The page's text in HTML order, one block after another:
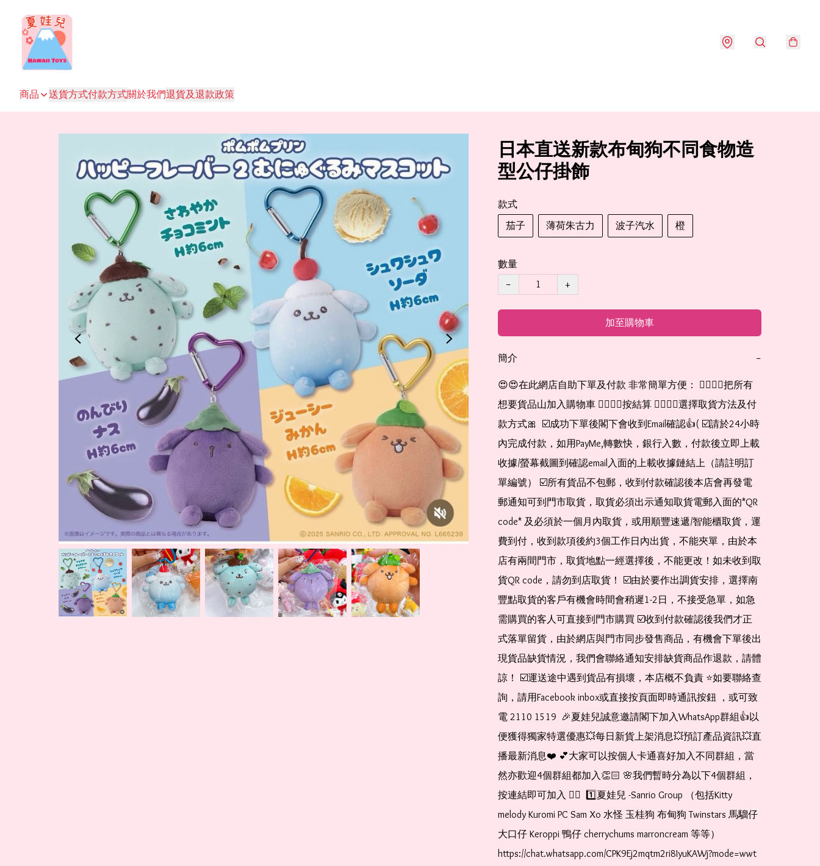
商品 送貨方式付款方式關於我們退貨及退款政策
日本直送新款布甸狗不同食物造
型公仔掛飾
款式
茄子
薄荷朱古力 波子汽水 橙
數量
−
+
加至購物車
簡介 −
😍😍在此網店自助下單及付款 非常簡單方便： 👉🏻👉🏻把所有
想要貨品山加入購物車 👉🏻👉🏻按結算 👉🏻👉🏻選擇取貨方法及付
款方式🎀  ☑️成功下單後閣下會收到Email確認👍( ☑️請於24小時
內完成付款，如用PayMe,轉數快，銀行入數，付款後立即上載
收據/螢幕截圖到確認email入面的上載收據鏈結上（請註明訂
單編號） ☑️所有貨品不包郵，收到付款確認後本店會再發電
郵通知可到門市取貨，取貨必須出示通知取貨電郵入面的*QR
code* 及必須於一個月內取貨，或用順豐速遞/智能櫃取貨，運
費到付，收到款項後約3個工作日內出貨，不能夾單，由於本
店有兩間門市，取貨地點一經選擇後，不能更改！如未收到取
貨QR code，請勿到店取貨！ ☑️由於要作出調貨安排，選擇南
豐點取貨的客戶有機會時間會稍遲1-2日，不接受急單，如急
需購買的客人可直接到門市購買 ☑️收到付款確認後我們才正
式落單留貨，由於網店與門市同步發售商品，有機會下單後出
現貨品缺貨情況，我們會聯絡通知安排缺貨商品作退款，請體
諒！ ☑️運送途中遇到貨品有損壞，本店概不負責 ⭐️如要聯絡查
詢，請用Facebook inbox或直接按頁面即時通訊按鈕 ，或可致
電 2110 1519  🎉夏娃兒誠意邀請閣下加入WhatsApp群組👍以
便獲得獨家特選優惠💥每日新貨上架消息💥預訂產品資訊💥直
播最新消息❤️ 💕大家可以按個人卡通喜好加入不同群組，當
然亦歡迎4個群組都加入👏🏻 🌸我們暫時分為以下4個群組，
按連結即可加入 👇🏻  1️⃣夏娃兒 -Sanrio Group （包括Kitty
melody Kuromi PC Sam Xo 水怪 玉桂狗 布甸狗 Twinstars 馬騮仔
大口仔 Keroppi 鴨仔 cherrychums marroncream 等等）
https://chat.whatsapp.com/CPK9Ej2mqtm2ri8IyuKAWj?mode=wwt